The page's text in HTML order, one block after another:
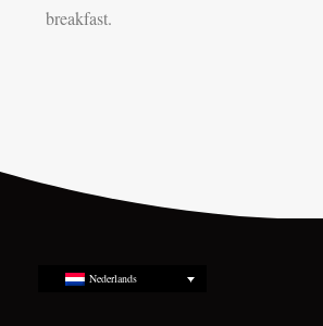
breakfast.
Nederlands